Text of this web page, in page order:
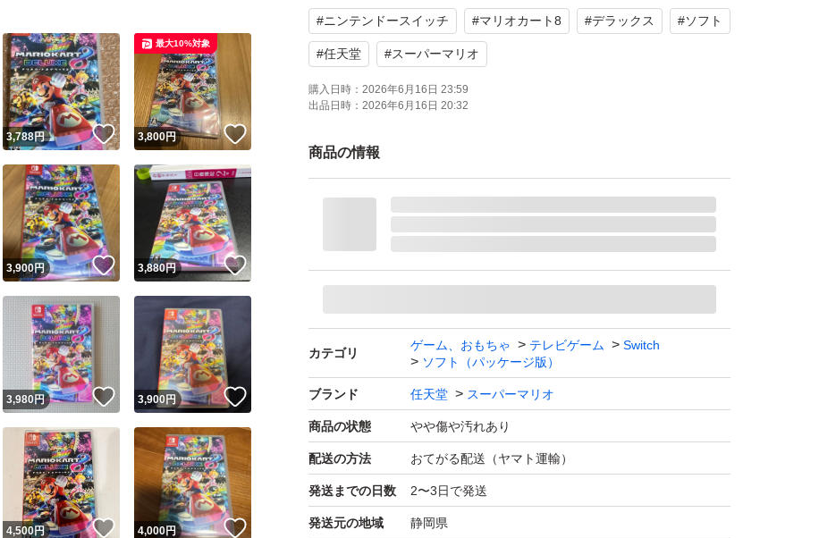
応
amiibo対応：amiibo対応
携帯モードプレイ人数：1.0 人
#ニンテンドースイッチ #マリオカート8 #デラックス #ソフト
#任天堂 #スーパーマリオ
購入日時： 2026年6月16日 23:59
出品日時： 2026年6月16日 20:32
商品の情報
カテゴリ
ゲーム、おもちゃ テレビゲーム
Switch
ソフト（パッケージ版）
ブランド 任天堂 スーパーマリオ
商品の状態 やや傷や汚れあり
配送の方法 おてがる配送（ヤマト運輸）
発送までの日数 2〜3日で発送
発送元の地域 静岡県
ね！
3,788円 いいね！
3,800円 いいね！
最大10%対象
いね！
3,900円 いいね！
3,880円 いいね！
いね！
3,980円 いいね！
3,900円
ね！
4,500円 いいね！
4,000円